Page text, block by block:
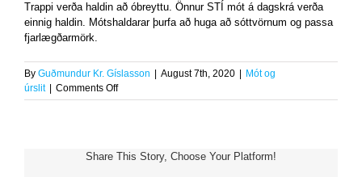
Trappi verða haldin að óbreyttu. Önnur STÍ mót á dagskrá verða
einnig haldin. Mótshaldarar þurfa að huga að sóttvörnum og passa
fjarlægðarmörk.
By Guðmundur Kr. Gíslasson August 7th, 2020
Mót og
úrslit
Comments Offon
Íslandsmót
Norrænu
Share This Story, Choose Your Platform!